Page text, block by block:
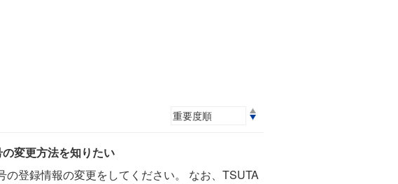
変更方法を知りたい
登録情報の変更をしてください。 なお、TSUTA